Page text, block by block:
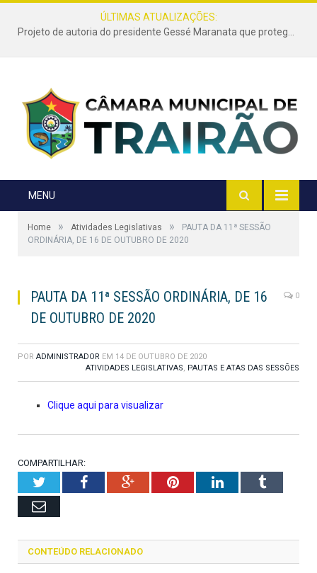
ÚLTIMAS ATUALIZAÇÕES:
Projeto de autoria do presidente Gessé Maranata que protege as estradas vicinais de Trairão é transformado em lei
MENU
Home » Atividades Legislativas »
PAUTA DA 11ª SESSÃO
ORDINÁRIA, DE 16 DE OUTUBRO DE 2020
PAUTA DA 11ª SESSÃO ORDINÁRIA, DE 16
DE OUTUBRO DE 2020
0
POR ADMINISTRADOR EM 14 DE OUTUBRO DE 2020
ATIVIDADES LEGISLATIVAS, PAUTAS E ATAS DAS SESSÕES
Clique aqui para visualizar
COMPARTILHAR:
TwitterFacebookGoogle+PinterestLinkedInTumblr
Email
CONTEÚDO RELACIONADO